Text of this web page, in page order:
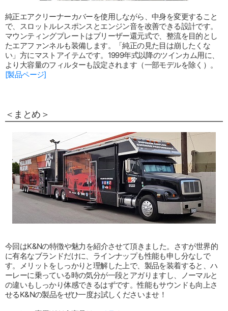
純正エアクリーナーカバーを使用しながら、中身を変更すること
で、スロットルレスポンスとエンジン音を改善できる設計です。
マウンティングプレートはブリーザー還元式で、整流を目的とし
たエアファンネルも装備します。「純正の見た目は崩したくな
い」方にマストアイテムです。1999年式以降のツインカム用に、
より大容量のフィルターも設定されます（一部モデルを除く）。
[製品ページ]
＜まとめ＞
今回はK&Nの特徴や魅力を紹介させて頂きました。さすが世界的
に有名なブランドだけに、ラインナップも性能も申し分なしで
す。メリットをしっかりと理解した上で、製品を装着すると、ハ
ーレーに乗っている時の気分が一段とアガりますし、ノーマルと
の違いもしっかり体感できるはずです。性能もサウンドも向上さ
せるK&Nの製品をぜひ一度お試しくださいませ！